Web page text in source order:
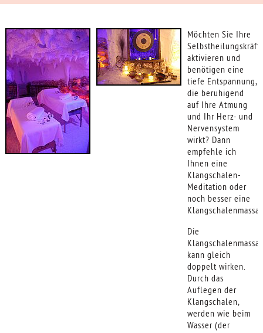
Möchten Sie Ihre
aktivieren und
benötigen eine
tiefe Entspannung,
die beruhigend
auf Ihre Atmung
und Ihr Herz- und
Nervensystem
wirkt? Dann
empfehle ich
Ihnen eine
Klangschalen-
Meditation oder
noch besser eine
Die
kann gleich
doppelt wirken.
Durch das
Auflegen der
Klangschalen,
werden wie beim
Wasser (der